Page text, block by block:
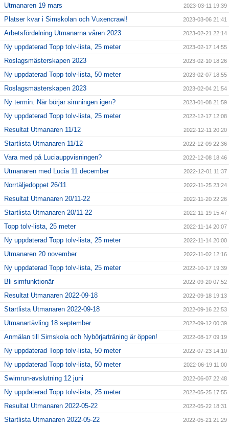
Utmanaren 19 mars 2023-03-11 19:39
Platser kvar i Simskolan och Vuxencrawl! 2023-03-06 21:41
Arbetsfördelning Utmanarna våren 2023 2023-02-21 22:14
Ny uppdaterad Topp tolv-lista, 25 meter 2023-02-17 14:55
Roslagsmästerskapen 2023 2023-02-10 18:26
Ny uppdaterad Topp tolv-lista, 50 meter 2023-02-07 18:55
Roslagsmästerskapen 2023 2023-02-04 21:54
Ny termin. När börjar simningen igen? 2023-01-08 21:59
Ny uppdaterad Topp tolv-lista, 25 meter 2022-12-17 12:08
Resultat Utmanaren 11/12 2022-12-11 20:20
Startlista Utmanaren 11/12 2022-12-09 22:36
Vara med på Luciauppvisningen? 2022-12-08 18:46
Utmanaren med Lucia 11 december 2022-12-01 11:37
Norrtäljedoppet 26/11 2022-11-25 23:24
Resultat Utmanaren 20/11-22 2022-11-20 22:26
Startlista Utmanaren 20/11-22 2022-11-19 15:47
Topp tolv-lista, 25 meter 2022-11-14 20:07
Ny uppdaterad Topp tolv-lista, 25 meter 2022-11-14 20:00
Utmanaren 20 november 2022-11-02 12:16
Ny uppdaterad Topp tolv-lista, 25 meter 2022-10-17 19:39
Bli simfunktionär 2022-09-20 07:52
Resultat Utmanaren 2022-09-18 2022-09-18 19:13
Startlista Utmanaren 2022-09-18 2022-09-16 22:53
Utmanartävling 18 september 2022-09-12 00:39
Anmälan till Simskola och Nybörjarträning är öppen! 2022-08-17 09:19
Ny uppdaterad Topp tolv-lista, 50 meter 2022-07-23 14:10
Ny uppdaterad Topp tolv-lista, 50 meter 2022-06-19 11:00
Swimrun-avslutning 12 juni 2022-06-07 22:48
Ny uppdaterad Topp tolv-lista, 25 meter 2022-05-25 17:55
Resultat Utmanaren 2022-05-22 2022-05-22 18:31
Startlista Utmanaren 2022-05-22 2022-05-21 21:29